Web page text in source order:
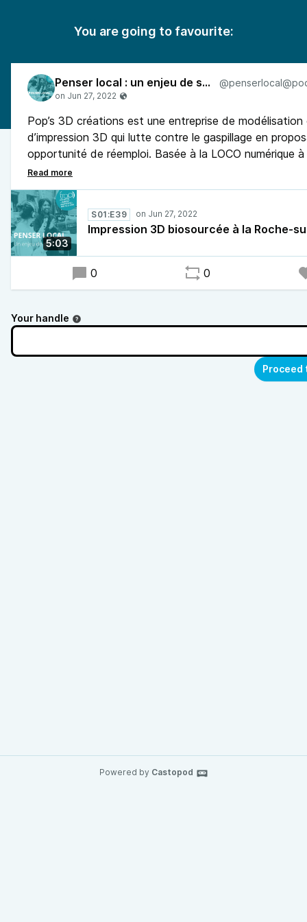
You are going to favourite:
Penser local : un enjeu de société
Pop’s 3D créations est une entreprise de modélisation
d’impression 3D qui lutte contre le gaspillage en
opportunité de réemploi. Basée à la LOCO numérique
sur-Yon l'entreprise réalise sur commande des
pièces de rechanges ou des créations à partir de
biodégradables. Gwenaëlle Nicolas de Graffiti Urban
rencontré Pauline Boureau, créatrice de Pop’s 3D
5:03
S01:E39
Impression 3D biosourcée à la Roche-
0 0
Your handle
Powered by Castopod